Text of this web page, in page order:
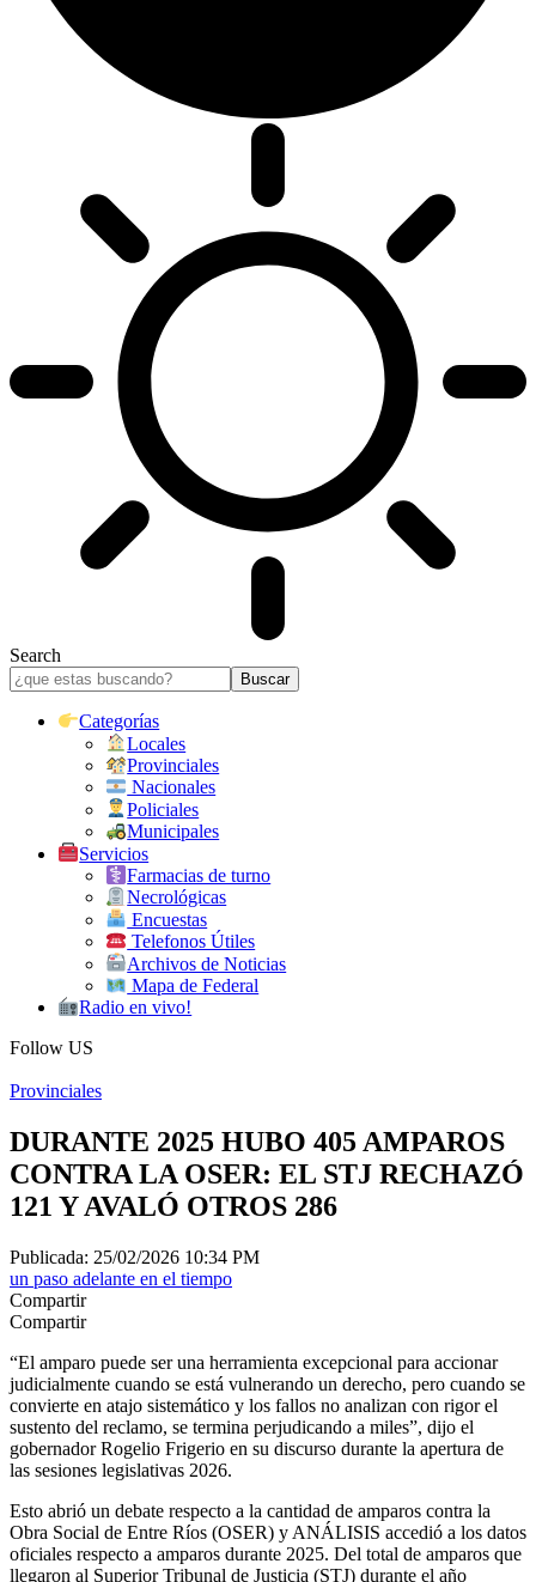
Search
Categorías
Locales
Provinciales
Nacionales
Policiales
Municipales
Servicios
Farmacias de turno
Necrológicas
Encuestas
Telefonos Útiles
Archivos de Noticias
Mapa de Federal
Radio en vivo!
Follow US
Provinciales
DURANTE 2025 HUBO 405 AMPAROS
CONTRA LA OSER: EL STJ RECHAZÓ
121 Y AVALÓ OTROS 286
Publicada: 25/02/2026 10:34 PM
un paso adelante en el tiempo
Compartir
Compartir
“El amparo puede ser una herramienta excepcional para accionar
judicialmente cuando se está vulnerando un derecho, pero cuando se
convierte en atajo sistemático y los fallos no analizan con rigor el
sustento del reclamo, se termina perjudicando a miles”, dijo el
gobernador Rogelio Frigerio en su discurso durante la apertura de
las sesiones legislativas 2026.
Esto abrió un debate respecto a la cantidad de amparos contra la
Obra Social de Entre Ríos (OSER) y ANÁLISIS accedió a los datos
oficiales respecto a amparos durante 2025. Del total de amparos que
llegaron al Superior Tribunal de Justicia (STJ) durante el año